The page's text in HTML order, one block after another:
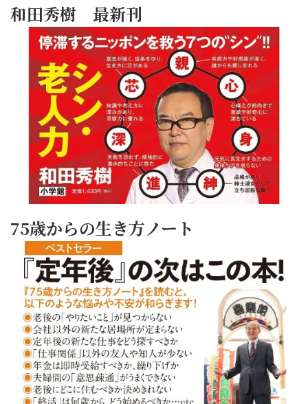
和田秀樹 最新刊
75歳からの生き方ノート